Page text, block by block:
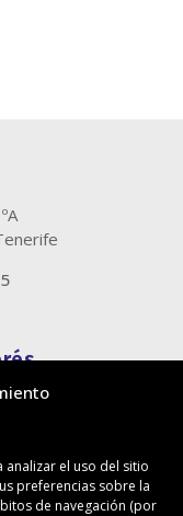
el uso del sitio
preferencias sobre la
de navegación (por
sociales